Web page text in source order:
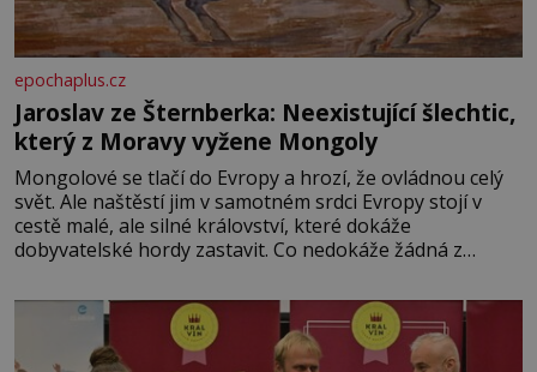
epochaplus.cz
Jaroslav ze Šternberka: Neexistující šlechtic,
který z Moravy vyžene Mongoly
Mongolové se tlačí do Evropy a hrozí, že ovládnou celý
svět. Ale naštěstí jim v samotném srdci Evropy stojí v
cestě malé, ale silné království, které dokáže
dobyvatelské hordy zastavit. Co nedokáže žádná z
král. Nebo že by ne? Mongolové od roku 1223 postupují
podél Kaspického a Azovského moře,